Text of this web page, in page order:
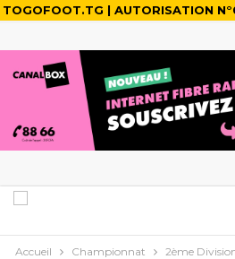
TOGOFOOT.TG | AUTORISATION
Accueil Championnat 2ème